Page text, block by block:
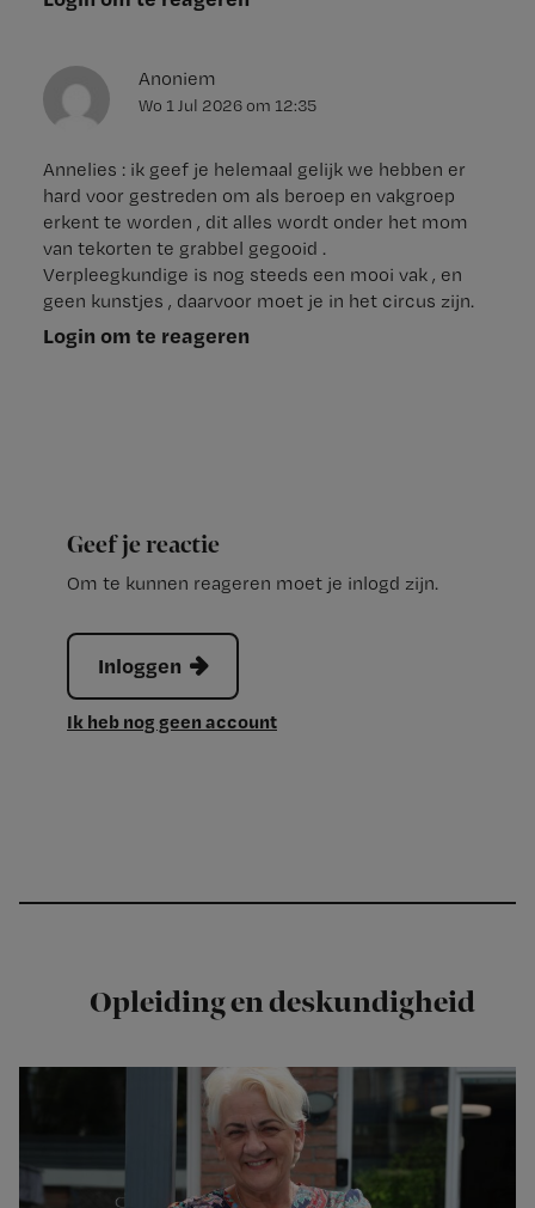
Anoniem
Wo 1 Jul 2026om 12:35
Annelies : ik geef je helemaal gelijk we hebben er
hard voor gestreden om als beroep en vakgroep
erkent te worden , dit alles wordt onder het mom
van tekorten te grabbel gegooid .
Verpleegkundige is nog steeds een mooi vak , en
geen kunstjes , daarvoor moet je in het circus zijn.
Login om te reageren
Geef je reactie
Om te kunnen reageren moet je inlogd zijn.
Inloggen
Ik heb nog geen account
Opleiding en deskundigheid